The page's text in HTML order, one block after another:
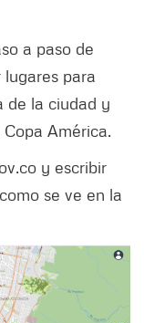
a paso de
para
de la ciudad y
América.
y escribir
se ve en la